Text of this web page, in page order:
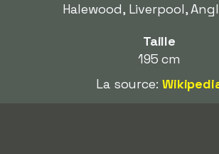
Halewood, Liverpool,
Taille
195 cm
La source: